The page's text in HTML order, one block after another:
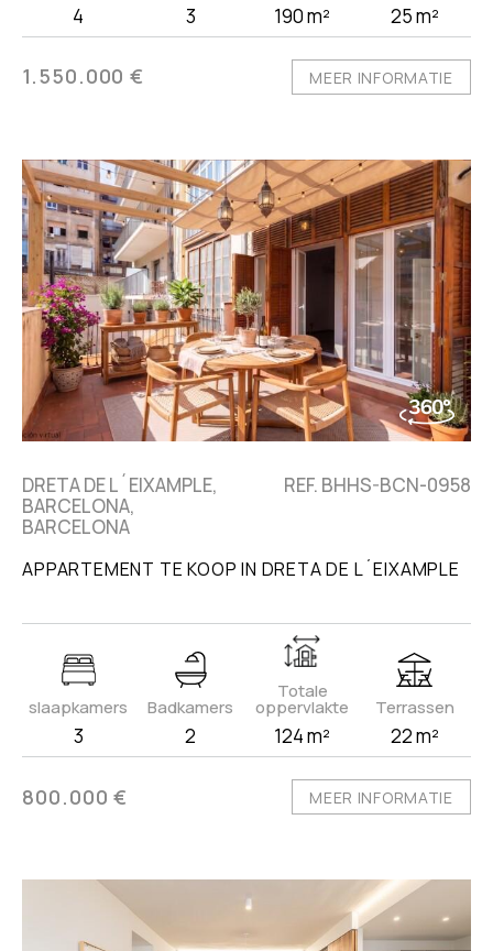
4 3 190 m² 25 m²
1.550.000 € MEER INFORMATIE
DRETA DE L´EIXAMPLE,
BARCELONA,
BARCELONA
REF. BHHS-BCN-0958
APPARTEMENT TE KOOP IN DRETA DE L´EIXAMPLE
slaapkamers
3
Badkamers
2
Totale
oppervlakte
124 m²
Terrassen
22 m²
800.000 € MEER INFORMATIE